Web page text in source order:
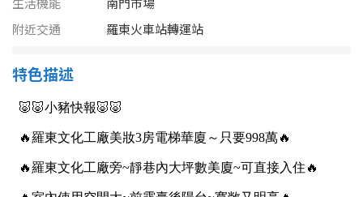
澎湖縣
台東縣
花蓮縣
金門連江
~
樓層
不拘
地下室
1樓 2樓
附近交通
羅東火車站轉運站
特色描述